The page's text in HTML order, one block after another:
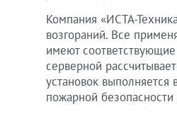
Компания «ИСТА-
возгораний. Все
имеют
серверной
установок
пожарной безопасности